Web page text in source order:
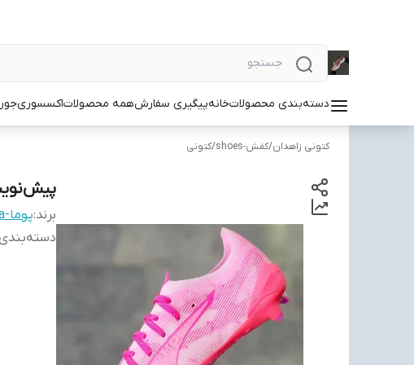
دسته‌بندی محصولاتخانهپیگیری سفارشهمه محصولاتاکسسوری
کتونی زاهدان/کفش-shoes /کتونی
پیش‌نویس
برند:پوما-Puma